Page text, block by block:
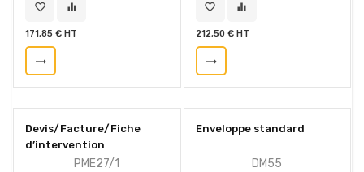
favorite_border equalizer
171,85 € HT
trending_flat
favorite_border equalizer
212,50 € HT
trending_flat
Devis/Facture/Fiche
d’intervention
PME27/1
Enveloppe standard
DM55